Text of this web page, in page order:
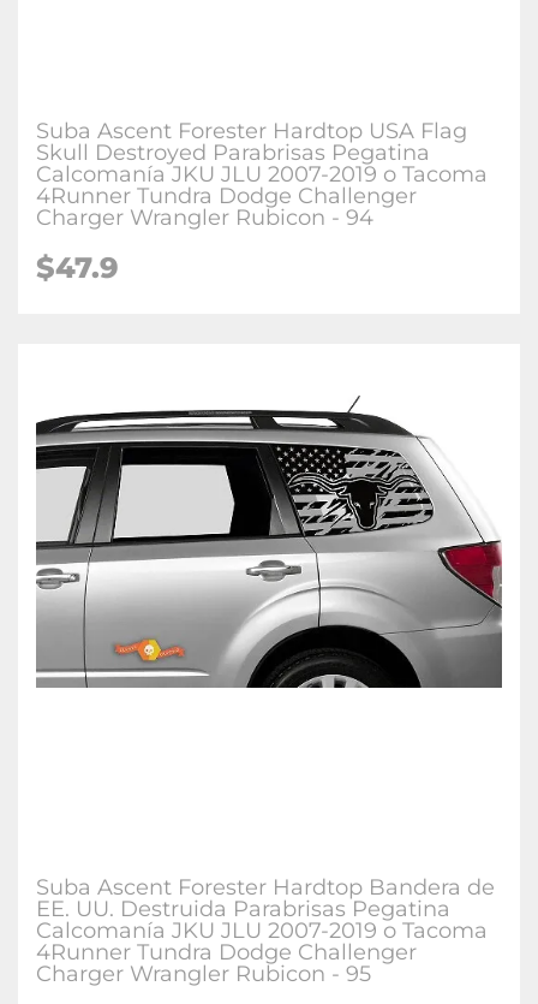
Suba Ascent Forester Hardtop USA Flag
Skull Destroyed Parabrisas Pegatina
Calcomanía JKU JLU 2007-2019 o Tacoma
4Runner Tundra Dodge Challenger
Charger Wrangler Rubicon - 94
$47.9
Suba Ascent Forester Hardtop Bandera de
EE. UU. Destruida Parabrisas Pegatina
Calcomanía JKU JLU 2007-2019 o Tacoma
4Runner Tundra Dodge Challenger
Charger Wrangler Rubicon - 95